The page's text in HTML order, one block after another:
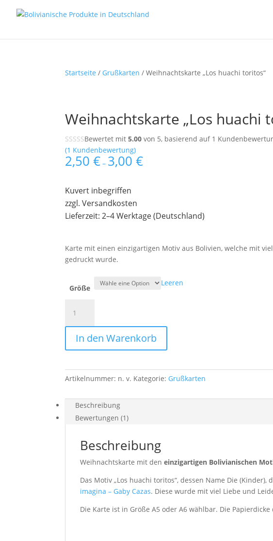
Startseite / Grußkarten / Weihnachtskarte „Los huachi toritos“
Weihnachtskarte „Los huachi
Bewertet mit5.00 von 5, basierend auf 1
(1 Kundenbewertung)
2,50€ – 3,00€
Kuvert inbegriffen
zzgl. Versandkosten
Lieferzeit: 2–4 Werktage (Deutschland)
Karte mit einen einzigartigen Motiv aus Bolivien, welche mit
gedruckt wurde.
Größe
Leeren
"Los
huachi
toritos"
Menge
In den Warenkorb
Artikelnummer: n. v. Kategorie: Grußkarten
Beschreibung
Bewertungen (1)
Beschreibung
Weihnachtskarte mit deneinzigartigen Bolivianischen
Das Motiv „Los huachi toritos“, dessen Name Die
imagina – Gaby Cazas. Diese wurde mit viel Liebe und
Die Karte ist in Größe A5 oder A6 wählbar. Die